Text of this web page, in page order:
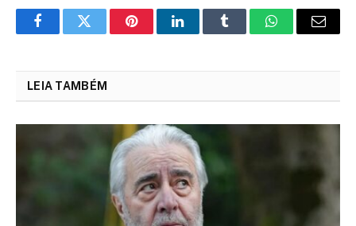
FacebookTwitter PinterestLinkedInTumblr WhatsAppEmail
LEIA TAMBÉM